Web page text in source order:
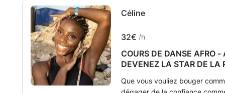
Céline
32€ /h
COURS DE DANSE AFRO
DEVENEZ LA STAR DE LA
Que vous vouliez bouger